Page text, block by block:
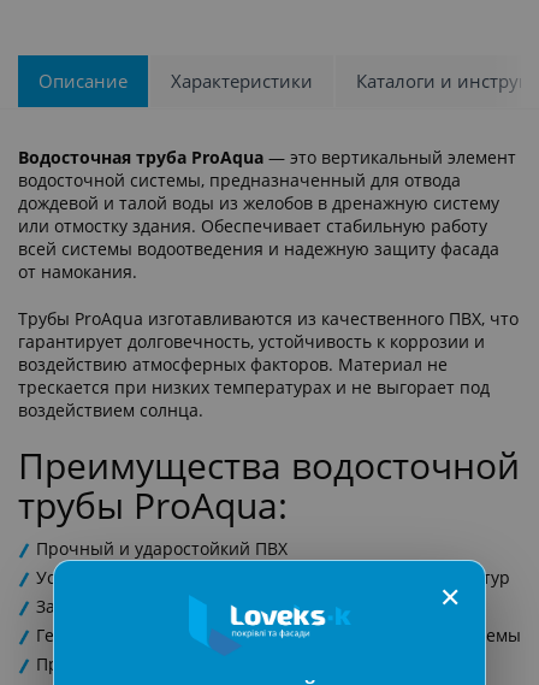
Описание Характеристики Каталоги и
Водосточная труба ProAqua — это вертикальный элемент
водосточной системы, предназначенный для отвода
дождевой и талой воды из желобов в дренажную систему
или отмостку здания. Обеспечивает стабильную работу
всей системы водоотведения и надежную защиту фасада
от намокания.
Трубы ProAqua изготавливаются из качественного ПВХ, что
гарантирует долговечность, устойчивость к коррозии и
воздействию атмосферных факторов. Материал не
трескается при низких температурах и не выгорает под
воздействием солнца.
Преимущества водосточной
трубы ProAqua:
Прочный и ударостойкий ПВХ
Устойчивость к морозу и резким перепадам температур
Защита от УФ-излучения
Герметичное соединение с другими элементами системы
Простой и быстрый монтаж
✕